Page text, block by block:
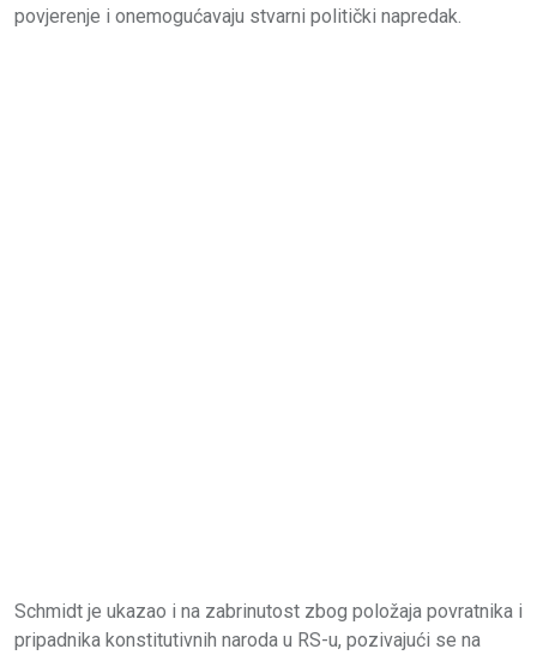
povjerenje i onemogućavaju stvarni politički napredak.
Schmidt je ukazao i na zabrinutost zbog položaja povratnika i
pripadnika konstitutivnih naroda u RS-u, pozivajući se na